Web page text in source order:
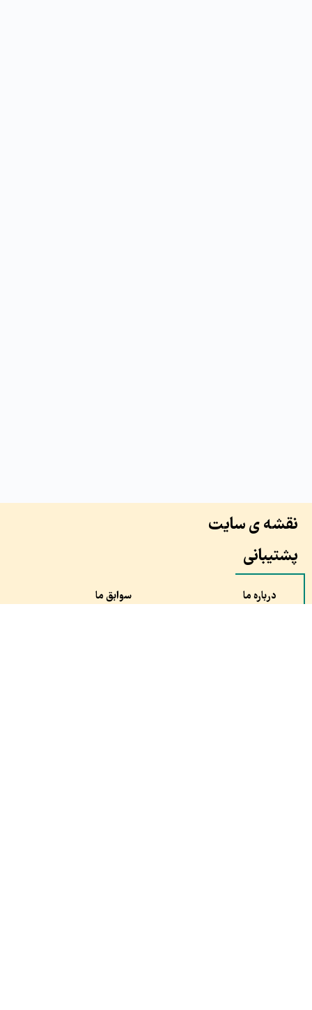
نقشه ی سایت
پشتیبانی
درباره ما سوابق ما